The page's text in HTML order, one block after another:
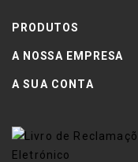
PRODUTOS
A NOSSA EMPRESA
A SUA CONTA